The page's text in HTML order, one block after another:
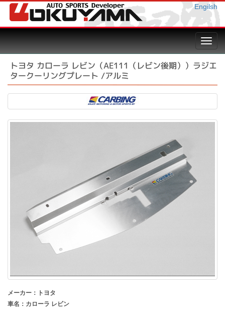
Engilsh
トヨタ カローラ レビン（AE111（レビン後期））ラジエ
タークーリングプレート /アルミ
メーカー：トヨタ
車名：カローラ レビン